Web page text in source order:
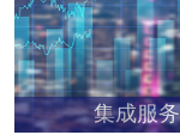
集成服务